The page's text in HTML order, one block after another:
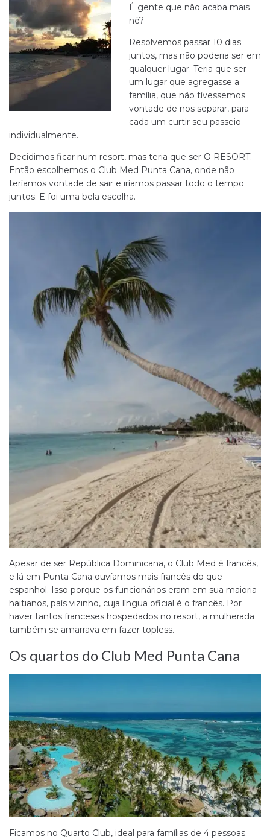
É gente que não acaba mais
né?
Resolvemos passar 10 dias
juntos, mas não poderia ser em
qualquer lugar. Teria que ser
um lugar que agregasse a
família, que não tívessemos
vontade de nos separar, para
cada um curtir seu passeio
individualmente.
Decidimos ficar num resort, mas teria que ser O RESORT.
Então escolhemos o Club Med Punta Cana, onde não
teríamos vontade de sair e iríamos passar todo o tempo
juntos. E foi uma bela escolha.
Apesar de ser República Dominicana, o Club Med é francês,
e lá em Punta Cana ouvíamos mais francês do que
espanhol. Isso porque os funcionários eram em sua maioria
haitianos, país vizinho, cuja língua oficial é o francês. Por
haver tantos franceses hospedados no resort, a mulherada
também se amarrava em fazer topless.
Os quartos do Club Med Punta Cana
Ficamos no Quarto Club, ideal para famílias de 4 pessoas.